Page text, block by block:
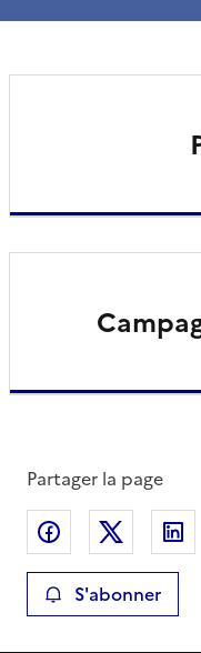
Partager la page
Partager sur
S'abonner